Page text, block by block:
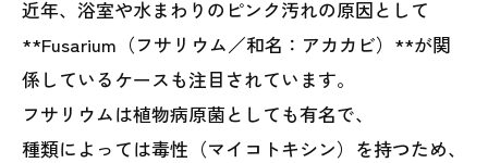
近年、浴室や水まわりのピンク汚れの原因として
**Fusarium（フサリウム／和名：アカカビ）**が関
係しているケースも注目されています。
フサリウムは植物病原菌としても有名で、
種類によっては毒性（マイコトキシン）を持つため、